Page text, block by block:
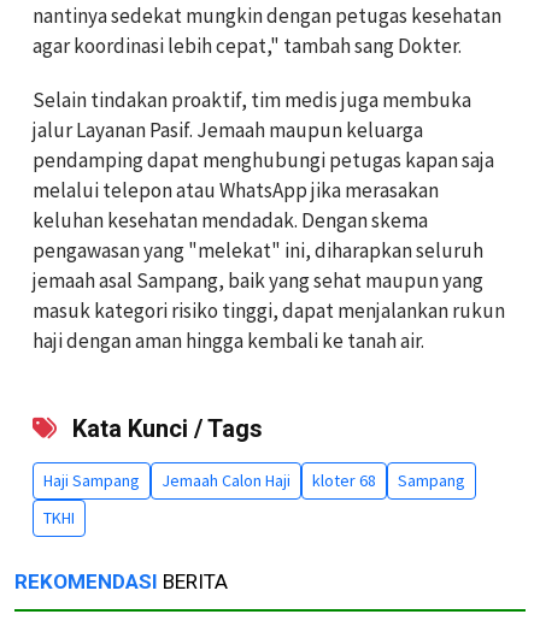
nantinya sedekat mungkin dengan petugas kesehatan
agar koordinasi lebih cepat," tambah sang Dokter.
Selain tindakan proaktif, tim medis juga membuka
jalur Layanan Pasif. Jemaah maupun keluarga
pendamping dapat menghubungi petugas kapan saja
melalui telepon atau WhatsApp jika merasakan
keluhan kesehatan mendadak. Dengan skema
pengawasan yang "melekat" ini, diharapkan seluruh
jemaah asal Sampang, baik yang sehat maupun yang
masuk kategori risiko tinggi, dapat menjalankan rukun
haji dengan aman hingga kembali ke tanah air.
Kata Kunci / Tags
Haji Sampang Jemaah Calon Haji kloter 68
Sampang
TKHI
REKOMENDASI BERITA